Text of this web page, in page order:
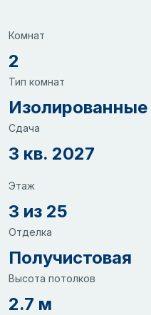
Комнат
2
Тип комнат
Изолированные
Сдача
3 кв. 2027
Этаж
3 из 25
Отделка
Получистовая
Высота потолков
2.7 м